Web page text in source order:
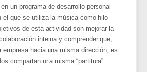
un programa de desarrollo personal
el que se utiliza la música como hilo
de esta actividad son mejorar la
interna y comprender que,
empresa hacia una misma dirección, es
compartan una misma “partitura”.